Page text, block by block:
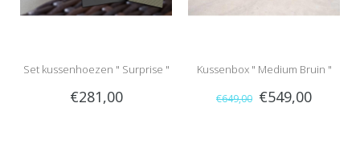
Set kussenhoezen " Surprise "
€281,00
Kussenbox " Medium Bruin "
€649,00 €549,00